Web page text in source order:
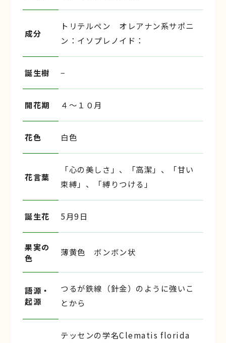
成分
トリテルペン オレアナン系サポニ
ン：イソプレノイド：
誕生樹 −
開花期 ４〜１０月
花色 白色
花言葉
「心の美しさ」、「高潔」、「甘い
束縛」、「縛りつける」
誕生花 5月9日
果実の
色
薄黄色 ボンボン状
語源・
起源
つるが鉄線（針金）のように強いこ
とから
テッセンの学名Clematis florida